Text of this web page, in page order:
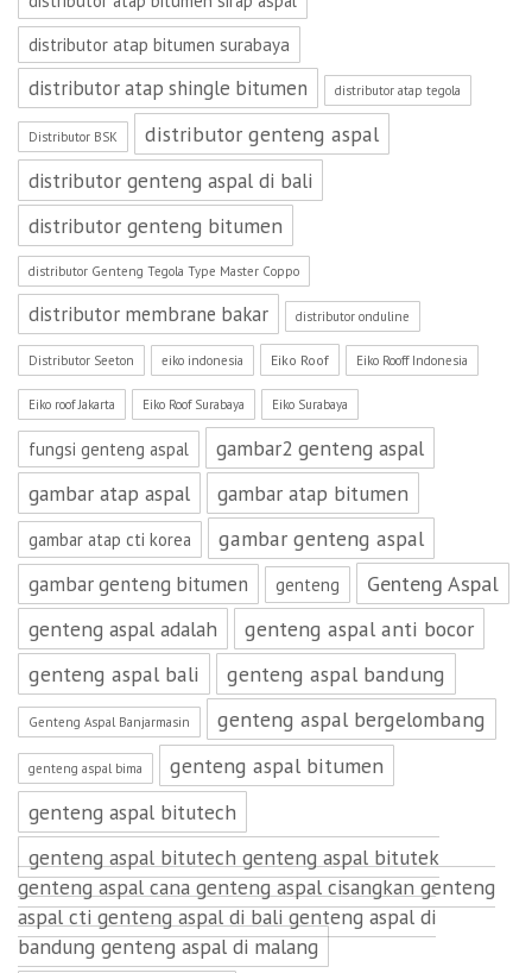
distributor atap bitumen surabaya
distributor atap shingle bitumen distributor atap tegola
Distributor BSK
distributor genteng aspal
distributor genteng aspal di bali
distributor genteng bitumen
distributor Genteng Tegola Type Master Coppo
distributor membrane bakar distributor onduline
Distributor Seeton eiko indonesia Eiko Roof Eiko Rooff Indonesia
Eiko roof Jakarta Eiko Roof Surabaya Eiko Surabaya
fungsi genteng aspal
gambar2 genteng aspal
gambar atap aspal
gambar atap bitumen
gambar atap cti korea gambar genteng aspal
gambar genteng bitumen genteng
Genteng Aspal
genteng aspal adalah
genteng aspal anti bocor
genteng aspal bali
genteng aspal bandung
Genteng Aspal Banjarmasin genteng aspal bergelombang
genteng aspal bima
genteng aspal bitumen
genteng aspal bitutech
genteng aspal bitutech genteng aspal bitutek
genteng aspal cana genteng aspal cisangkan genteng
aspal cti genteng aspal di bali genteng aspal di
bandung genteng aspal di malang